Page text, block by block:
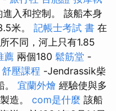
入和控制。 該船本身
米。 記帳士考試 書 在
不同，河上只有1.85
薦 兩個180 鬆筋堂 -
舒壓課程 -Jendrassik柴
宜蘭外燴 經驗使與多
造。 com是什麼 該船